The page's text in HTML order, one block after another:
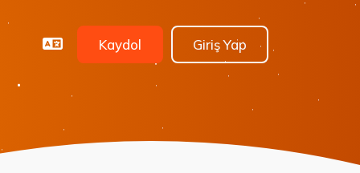
Kaydol Giriş Yap